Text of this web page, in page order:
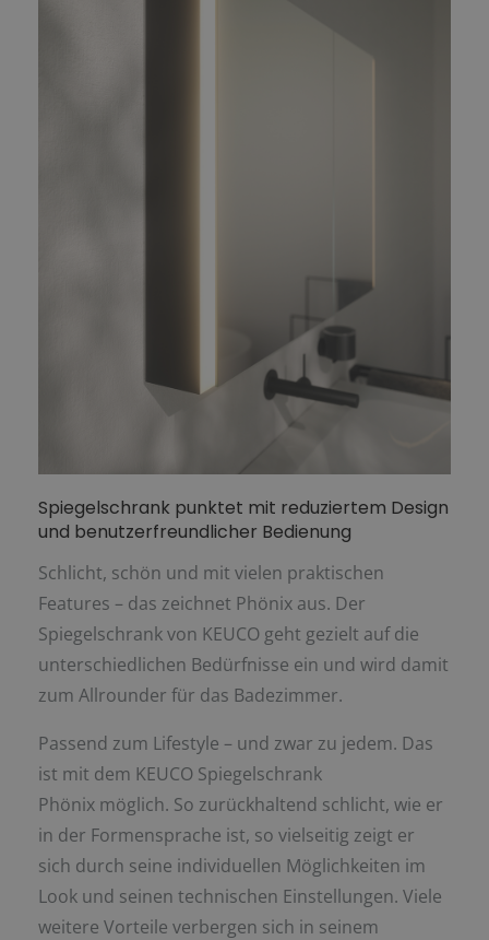
Spiegelschrank punktet mit reduziertem Design
und benutzerfreundlicher Bedienung
Schlicht, schön und mit vielen praktischen
Features – das zeichnet Phönix aus. Der
Spiegelschrank von KEUCO geht gezielt auf die
unterschiedlichen Bedürfnisse ein und wird damit
zum Allrounder für das Badezimmer.
Passend zum Lifestyle – und zwar zu jedem. Das
ist mit dem KEUCO Spiegelschrank
Phönix möglich. So zurückhaltend schlicht, wie er
in der Formensprache ist, so vielseitig zeigt er
sich durch seine individuellen Möglichkeiten im
Look und seinen technischen Einstellungen. Viele
weitere Vorteile verbergen sich in seinem